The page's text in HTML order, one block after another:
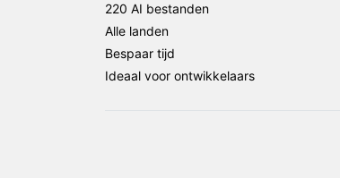
220 AI bestanden
Alle landen
Bespaar tijd
Ideaal voor ontwikkelaars